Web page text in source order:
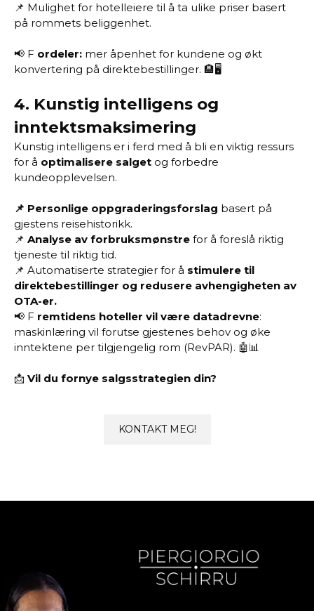
📌 Mulighet for hotelleiere til å ta ulike priser basert
på rommets beliggenhet.
📢 F ordeler: mer åpenhet for kundene og økt
konvertering på direktebestillinger. 🏨🖥️
4. Kunstig intelligens og
inntektsmaksimering
Kunstig intelligens er i ferd med å bli en viktig ressurs
for å optimalisere salget og forbedre
kundeopplevelsen.
📌 Personlige oppgraderingsforslag basert på
gjestens reisehistorikk.
📌 Analyse av forbruksmønstre for å foreslå riktig
tjeneste til riktig tid.
📌 Automatiserte strategier for å stimulere til
direktebestillinger og redusere avhengigheten av
OTA-er.
📢 F remtidens hoteller vil være datadrevne:
maskinlæring vil forutse gjestenes behov og øke
inntektene per tilgjengelig rom (RevPAR). 🤖📊
📩 Vil du fornye salgsstrategien din?
KONTAKT MEG!